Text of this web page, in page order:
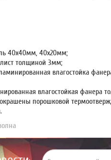
40х40мм, 40х20мм;
толщиной 3мм;
влагостойка
влагостойкая фанера
порошковой